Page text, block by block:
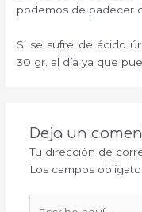
podemos de padecer
Si se sufre de ácido
30 gr. al día ya que
Deja un
Tu dirección de
Los campos